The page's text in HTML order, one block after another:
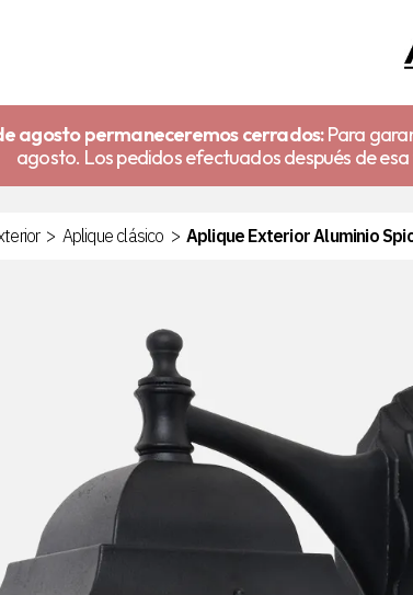
agosto permaneceremos cerrados:Para
agosto. Los pedidos efectuados después de
> Aplique clásico > Aplique Exterior Aluminio